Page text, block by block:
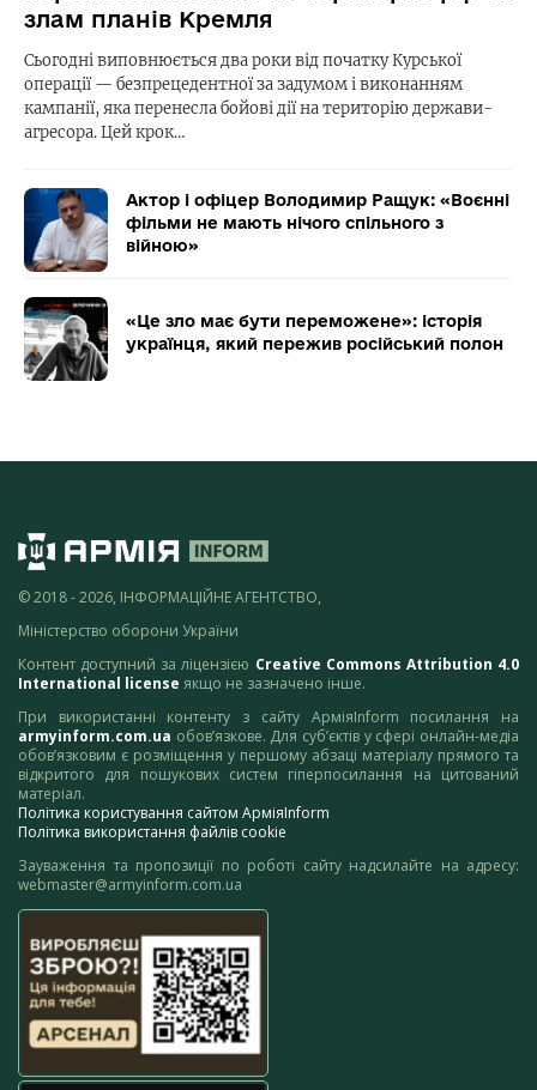
злам планів Кремля
Сьогодні виповнюється два роки від початку Курської
операції — безпрецедентної за задумом і виконанням
кампанії, яка перенесла бойові дії на територію держави-
агресора. Цей крок…
Актор і офіцер Володимир Ращук: «Воєнні
фільми не мають нічого спільного з
війною»
«Це зло має бути переможене»: історія
українця, який пережив російський полон
© 2018 - 2026, ІНФОРМАЦІЙНЕ АГЕНТСТВО,
Міністерство оборони України
Контент доступний за ліцензією Creative Commons Attribution 4.0
International license якщо не зазначено інше.
При використанні контенту з сайту АрміяInform посилання на
armyinform.com.ua обов’язкове. Для суб’єктів у сфері онлайн-медіа
обов’язковим є розміщення у першому абзаці матеріалу прямого та
відкритого для пошукових систем гіперпосилання на цитований
матеріал.
Політика користування сайтом АрміяInform
Політика використання файлів cookie
Зауваження та пропозиції по роботі сайту надсилайте на адресу:
webmaster@armyinform.com.ua